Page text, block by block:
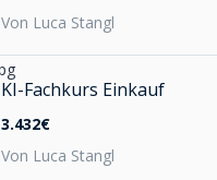
Von Luca Stangl
KI-Fachkurs Einkauf
3.432€
Von Luca Stangl